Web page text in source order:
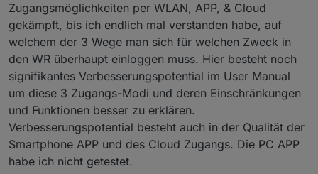
Zugangsmöglichkeiten per WLAN, APP, & Cloud
gekämpft, bis ich endlich mal verstanden habe, auf
welchem der 3 Wege man sich für welchen Zweck in
den WR überhaupt einloggen muss. Hier besteht noch
signifikantes Verbesserungspotential im User Manual
um diese 3 Zugangs-Modi und deren Einschränkungen
und Funktionen besser zu erklären.
Verbesserungspotential besteht auch in der Qualität der
Smartphone APP und des Cloud Zugangs. Die PC APP
habe ich nicht getestet.